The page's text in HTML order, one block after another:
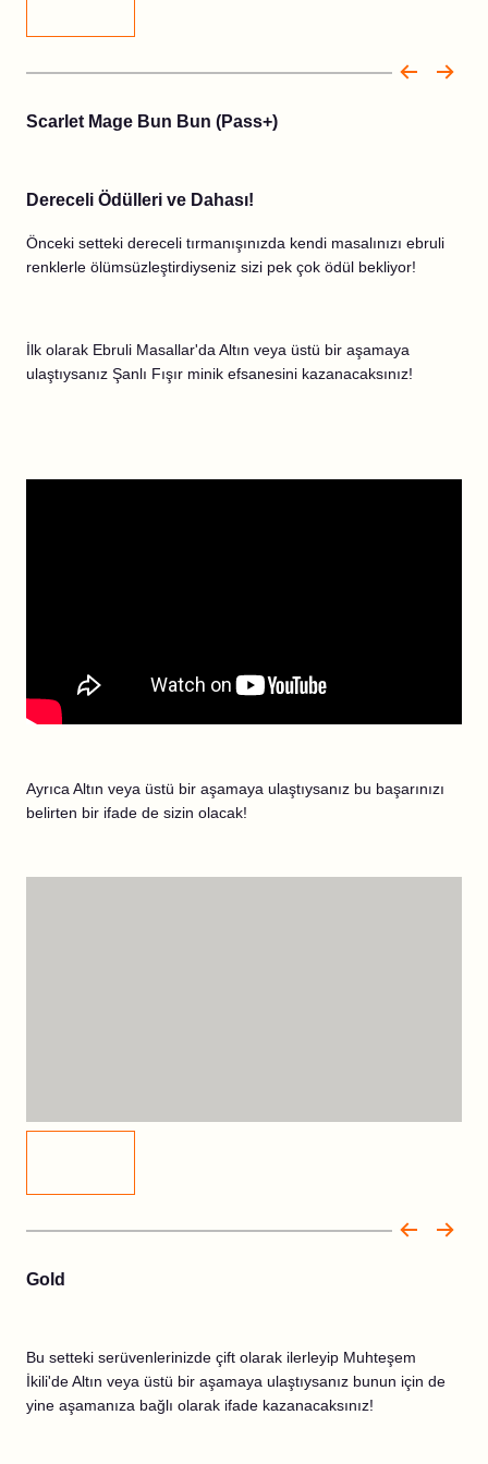
Scarlet Mage Bun Bun (Pass+)
Dereceli Ödülleri ve Dahası!
Önceki setteki dereceli tırmanışınızda kendi masalınızı ebruli
renklerle ölümsüzleştirdiyseniz sizi pek çok ödül bekliyor!
İlk olarak Ebruli Masallar'da Altın veya üstü bir aşamaya
ulaştıysanız Şanlı Fışır minik efsanesini kazanacaksınız!
Ayrıca Altın veya üstü bir aşamaya ulaştıysanız bu başarınızı
belirten bir ifade de sizin olacak!
Gold
Bu setteki serüvenlerinizde çift olarak ilerleyip Muhteşem
İkili'de Altın veya üstü bir aşamaya ulaştıysanız bunun için de
yine aşamanıza bağlı olarak ifade kazanacaksınız!